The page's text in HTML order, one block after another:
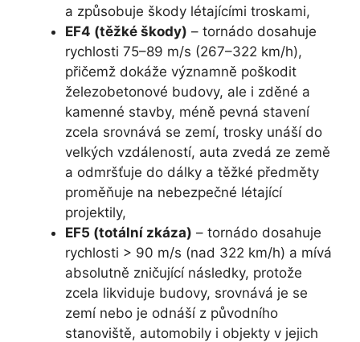
a způsobuje škody létajícími troskami,
EF4 (těžké škody) – tornádo dosahuje
rychlosti 75–89 m/s (267–322 km/h),
přičemž dokáže významně poškodit
železobetonové budovy, ale i zděné a
kamenné stavby, méně pevná stavení
zcela srovnává se zemí, trosky unáší do
velkých vzdáleností, auta zvedá ze země
a odmršťuje do dálky a těžké předměty
proměňuje na nebezpečné létající
projektily,
EF5 (totální zkáza) – tornádo dosahuje
rychlosti > 90 m/s (nad 322 km/h) a mívá
absolutně zničující následky, protože
zcela likviduje budovy, srovnává je se
zemí nebo je odnáší z původního
stanoviště, automobily i objekty v jejich